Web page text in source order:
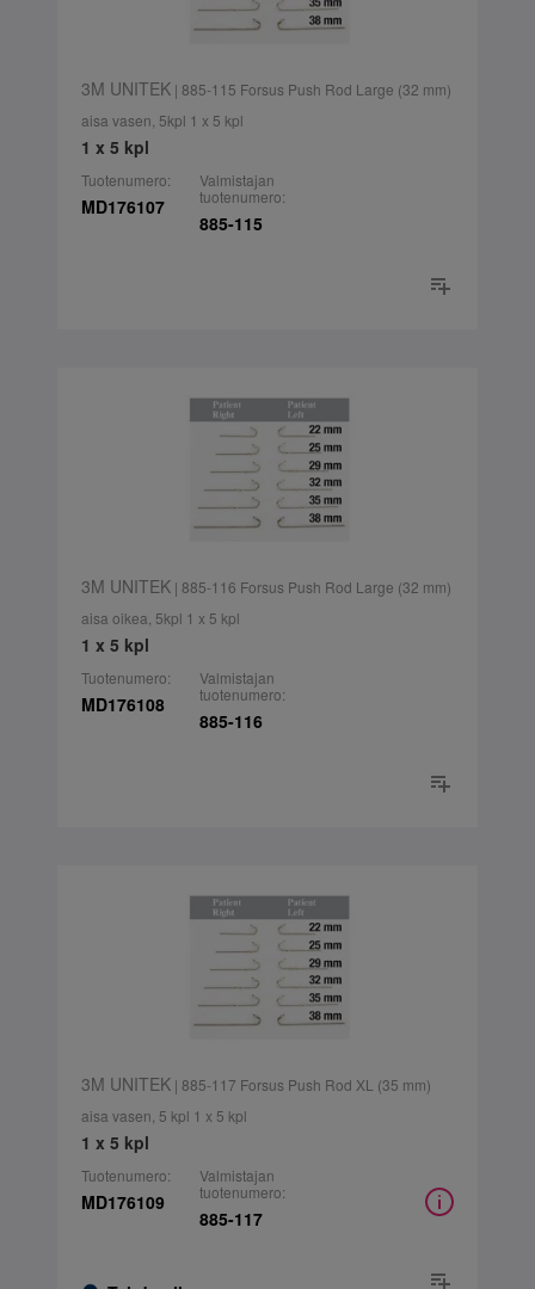
3M UNITEK| 885-115 Forsus Push Rod Large (32 mm)
aisa vasen, 5kpl 1 x 5 kpl
1 x 5 kpl
Tuotenumero:
MD176107
Valmistajan
tuotenumero:
885-115
3M UNITEK| 885-116 Forsus Push Rod Large (32 mm)
aisa oikea, 5kpl 1 x 5 kpl
1 x 5 kpl
Tuotenumero:
MD176108
Valmistajan
tuotenumero:
885-116
3M UNITEK| 885-117 Forsus Push Rod XL (35 mm)
aisa vasen, 5 kpl 1 x 5 kpl
1 x 5 kpl
Tuotenumero:
MD176109
Valmistajan
tuotenumero:
885-117